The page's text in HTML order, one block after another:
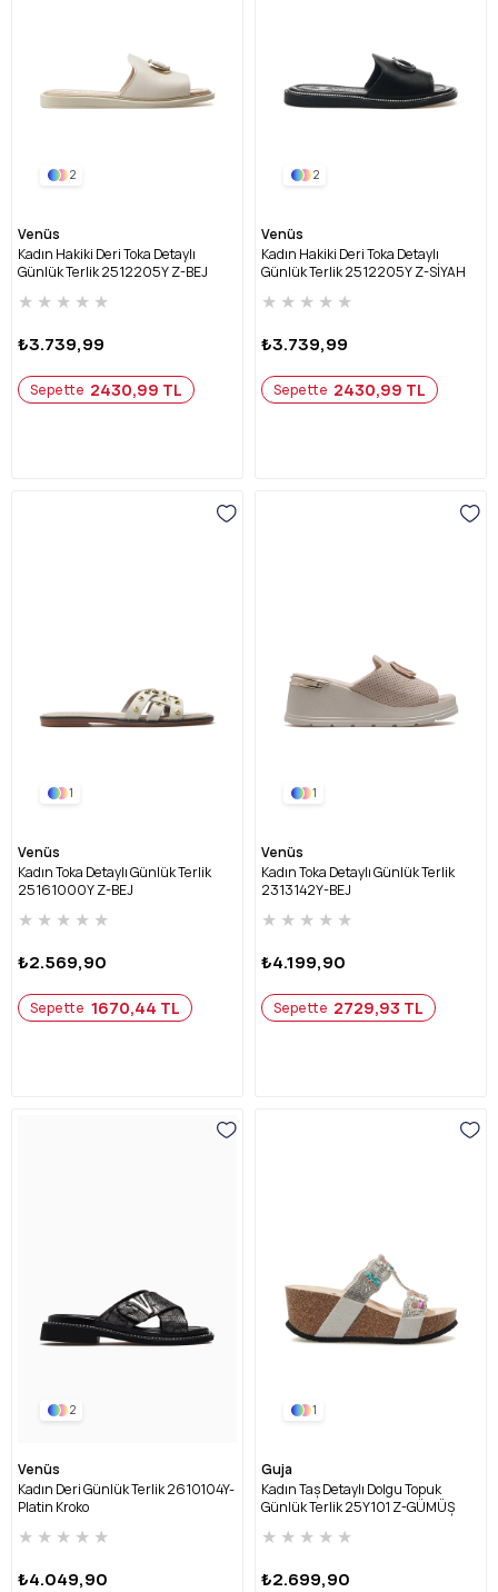
2
Venüs
Kadın Hakiki Deri Toka Detaylı
Günlük Terlik 2512205Y Z-BEJ
★ ★ ★ ★ ★
₺3.739,99
Sepette 2430,99 TL
2
Venüs
Kadın Hakiki Deri Toka Detaylı
Günlük Terlik 2512205Y Z-SİYAH
★ ★ ★ ★ ★
₺3.739,99
Sepette 2430,99 TL
1
Venüs
Kadın Toka Detaylı Günlük Terlik
25161000Y Z-BEJ
★ ★ ★ ★ ★
₺2.569,90
Sepette 1670,44 TL
1
Venüs
Kadın Toka Detaylı Günlük Terlik
2313142Y-BEJ
★ ★ ★ ★ ★
₺4.199,90
Sepette 2729,93 TL
2
Venüs
Kadın Deri Günlük Terlik 2610104Y-
Platin Kroko
★ ★ ★ ★ ★
₺4.049,90
1
Guja
Kadın Taş Detaylı Dolgu Topuk
Günlük Terlik 25Y101 Z-GÜMÜŞ
★ ★ ★ ★ ★
₺2.699,90